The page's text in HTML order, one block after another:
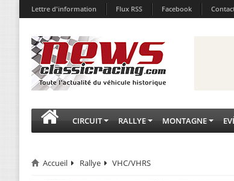
Lettre d'information Flux RSS Facebook
CIRCUIT RALLYE MONTAGNE
Accueil Rallye VHC/VHRS